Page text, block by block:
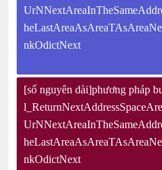
nkOdictNext
[số nguyên dài]phương pháp
nkOdictNext